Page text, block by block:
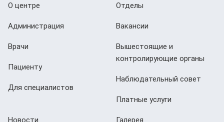
О центре
Администрация
Врачи
Пациенту
Для специалистов
Отделы
Вакансии
Вышестоящие и
контролирующие органы
Наблюдательный совет
Платные услуги
Новости Галерея